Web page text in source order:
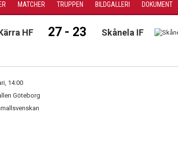
MATCHER TRUPPEN BILDGALLERI DOKUMENT
HF 27 - 23 Skånela IF
14:00
Göteborg